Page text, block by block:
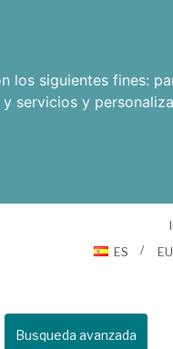
los siguientes fines:
servicios y
ES
Busqueda avanzada